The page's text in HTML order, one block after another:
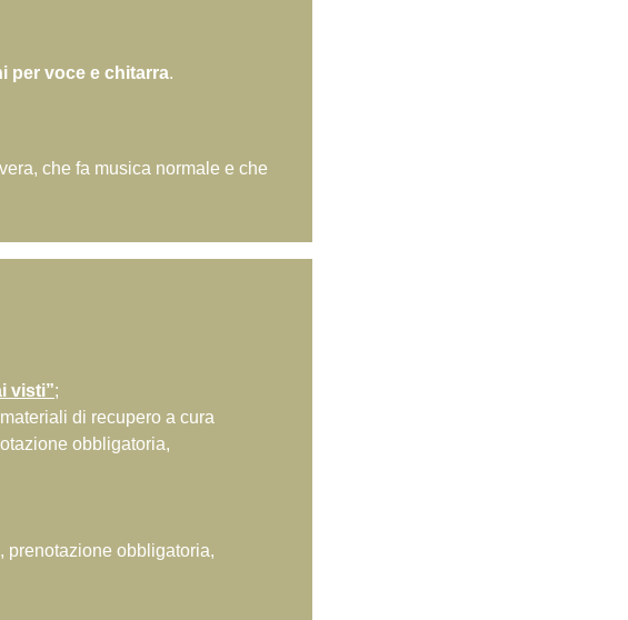
per voce e chitarra.
che fa musica normale e che
visti”;
di recupero a cura
obbligatoria,
prenotazione obbligatoria,